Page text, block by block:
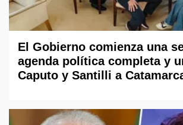
El Gobierno comienza una
agenda política completa y
Caputo y Santilli a